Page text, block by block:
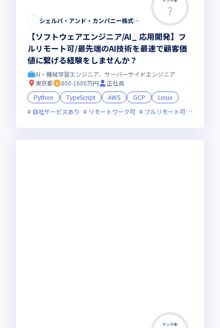
シェルパ・アンド・カンパニー株式会社
【ソフトウェアエンジニア/AI_ 応用開発】フ
ルリモート可/最先端のAI技術を最速で顧客価
値に繋げる経験をしませんか？
AI・機械学習エンジニア、サーバーサイドエンジニア
東京都
800-1600万円
正社員
Python
TypeScript AWS GCP
Linux
自社サービスあり
リモートワーク可 フルリモート可
マッチ率